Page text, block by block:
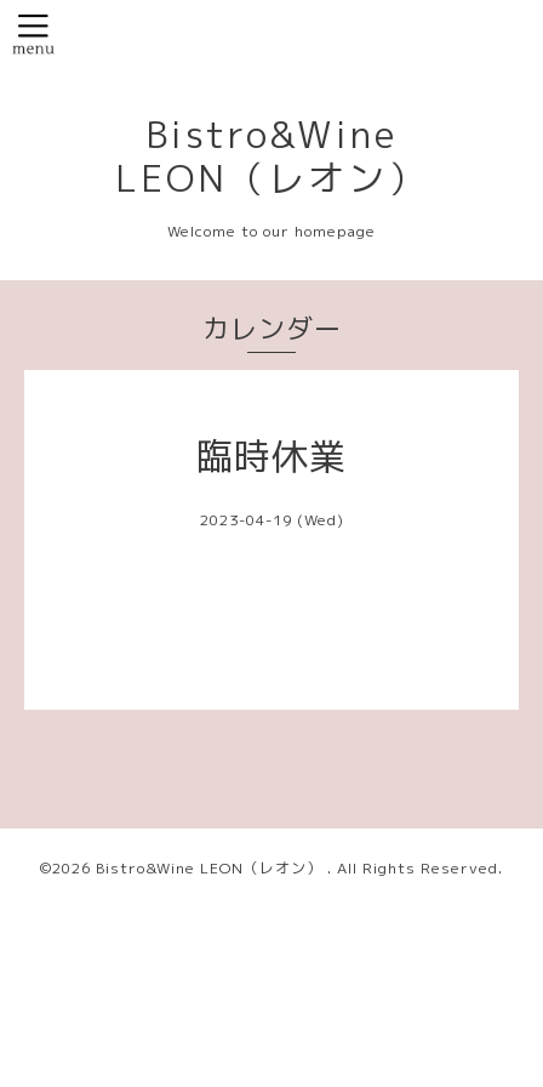
Bistro&Wine
LEON（レオン）
Welcome to our homepage
カレンダー
臨時休業
2023-04-19 (Wed)
©2026 Bistro&Wine LEON（レオン） . All Rights Reserved.